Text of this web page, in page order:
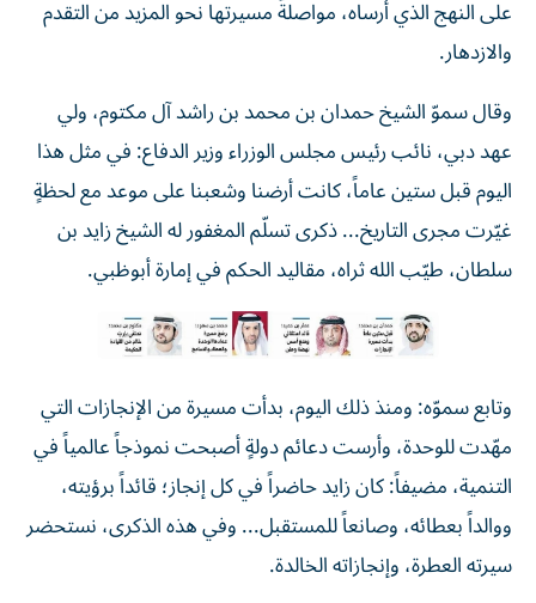
على النهج الذي أرساه، مواصلةً مسيرتها نحو المزيد من التقدم
والازدهار.
وقال سموّ الشيخ حمدان بن محمد بن راشد آل مكتوم، ولي
عهد دبي، نائب رئيس مجلس الوزراء وزير الدفاع: في مثل هذا
اليوم قبل ستين عاماً، كانت أرضنا وشعبنا على موعد مع لحظةٍ
غيّرت مجرى التاريخ... ذكرى تسلّم المغفور له الشيخ زايد بن
سلطان، طيّب الله ثراه، مقاليد الحكم في إمارة أبوظبي.
وتابع سموّه: ومنذ ذلك اليوم، بدأت مسيرة من الإنجازات التي
مهّدت للوحدة، وأرست دعائم دولةٍ أصبحت نموذجاً عالمياً في
التنمية، مضيفاً: كان زايد حاضراً في كل إنجاز؛ قائداً برؤيته،
ووالداً بعطائه، وصانعاً للمستقبل... وفي هذه الذكرى، نستحضر
سيرته العطرة، وإنجازاته الخالدة.